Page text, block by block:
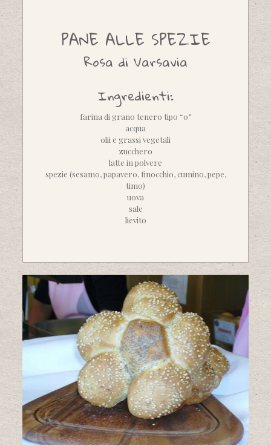
PANE ALLE SPEZIE
Rosa di Varsavia
Ingredienti:
farina di grano tenero tipo “0”
acqua
olii e grassi vegetali
zucchero
latte in polvere
spezie (sesamo, papavero, finocchio, cumino, pepe,
timo)
uova
sale
lievito